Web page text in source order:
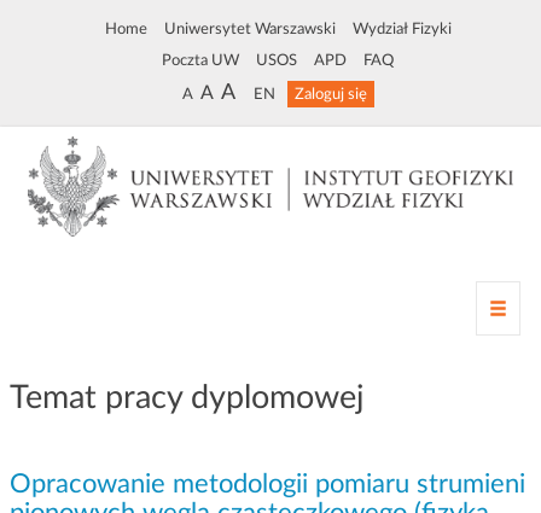
Home Uniwersytet Warszawski Wydział Fizyki
Poczta UW USOS APD FAQ
A A A EN Zaloguj się
Z
m
a
Temat pracy dyplomowej
Opracowanie metodologii pomiaru strumieni